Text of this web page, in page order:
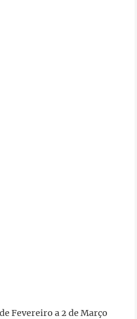
Fevereiro a 2 de Março